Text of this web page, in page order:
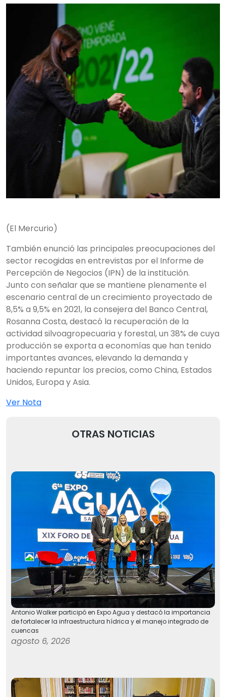
(El Mercurio)
También enunció las principales preocupaciones del
sector recogidas en entrevistas por el Informe de
Percepción de Negocios (IPN) de la institución.
Junto con señalar que se mantiene plenamente el
escenario central de un crecimiento proyectado de
8,5% a 9,5% en 2021, la consejera del Banco Central,
Rosanna Costa, destacó la recuperación de la
actividad silvoagropecuaria y forestal, un 38% de cuya
producción se exporta a economías que han tenido
importantes avances, elevando la demanda y
haciendo repuntar los precios, como China, Estados
Unidos, Europa y Asia.
Ver Nota
OTRAS NOTICIAS
Antonio Walker participó en Expo Agua y destacó la importancia
de fortalecer la infraestructura hídrica y el manejo integrado de
cuencas
agosto 6, 2026